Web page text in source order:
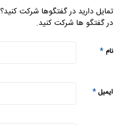
تمایل دارید در گفتگوها شرکت کنید؟
در گفتگو ها شرکت کنید.
نام*
ایمیل*